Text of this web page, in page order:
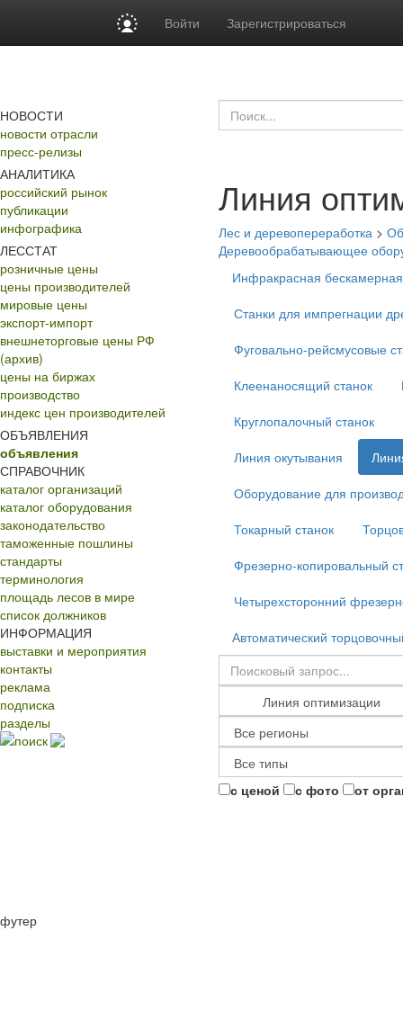
Войти Зарегистрироваться
НОВОСТИ
новости отрасли
пресс-релизы
АНАЛИТИКА
российский рынок
публикации
инфографика
ЛЕССТАТ
розничные цены
цены производителей
мировые цены
экспорт-импорт
внешнеторговые цены РФ
(архив)
цены на биржах
производство
индекс цен производителей
ОБЪЯВЛЕНИЯ
объявления
СПРАВОЧНИК
каталог организаций
каталог оборудования
законодательство
таможенные пошлины
стандарты
терминология
площадь лесов в мире
список должников
ИНФОРМАЦИЯ
выставки и мероприятия
контакты
реклама
подписка
разделы
поиск
Линия
Лес и деревопереработка >
Деревообрабатывающее
Инфракрасная
Станки для импрегнации
Фуговально-рейсмусовые
Клеенаносящий станок
Круглопалочный станок
Линия окутывания
Оборудование для
Токарный станок
Фрезерно-копировальный
Четырехсторонний
Автоматический
с ценой с фото от
футер